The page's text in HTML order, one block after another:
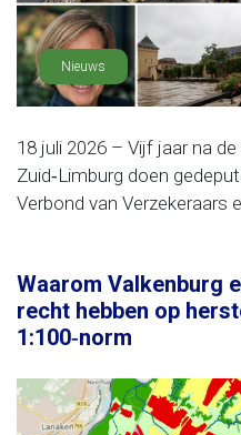
Nieuws
18 juli 2026 – Vijf jaar na
Zuid‑Limburg doen
Verbond van Verzekeraars
Waarom Valkenburg
recht hebben op
1:100‑norm